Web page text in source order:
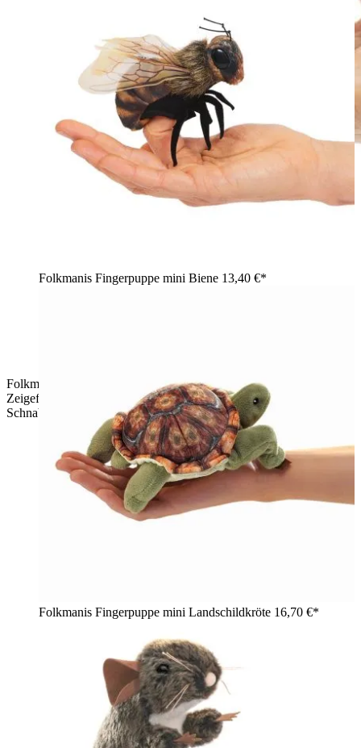
Folkmanis Fingerpuppe mini Blauhäher sitzt auf einem
Zeigefinger, Seitenansicht mit blauem Gefieder und schwarzem
Schnabel.
Folkmanis Fingerpuppe mini Biene 13,40 €*
Folkmanis Fingerpuppe mini Landschildkröte 16,70 €*